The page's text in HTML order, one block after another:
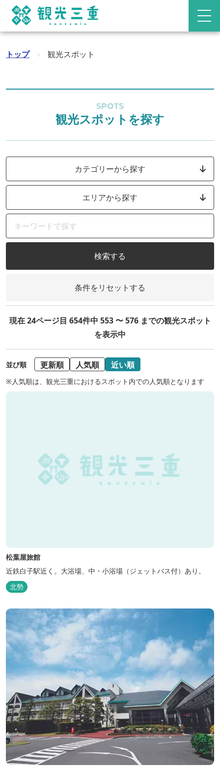
トップ › 観光スポット
SPOTS
観光スポットを探す
カテゴリーから探す
エリアから探す
検索する
条件をリセットする
現在 24ページ目 654件中 553 〜 576 までの観光スポット
を表示中
並び順 更新順 人気順 近い順
※人気順は、観光三重におけるスポット内での人気順となります
松葉屋旅館
近鉄白子駅近く。大浴場、中・小浴場（ジェットバス付）あり。
北勢